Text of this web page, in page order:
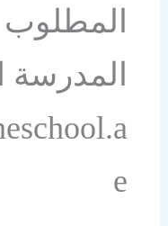
المدرسة
e